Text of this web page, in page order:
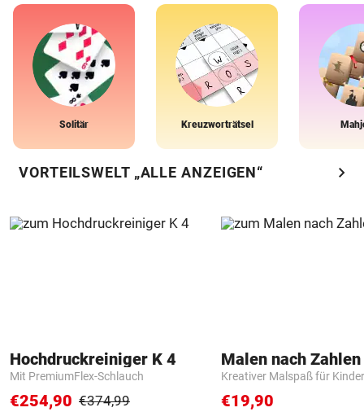
Solitär Kreuzworträtsel
VORTEILSWELT „ALLE ANZEIGEN“ chevron_right
Hochdruckreiniger K 4
Mit PremiumFlex-Schlauch
€254,90 €374,99
Kreativer Malspaß für Kinder
€19,90